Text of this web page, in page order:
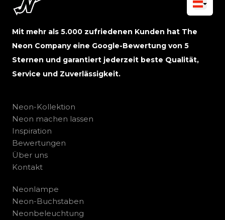
Mit mehr als 5.000 zufriedenen Kunden hat The
Neon Company eine Google-Bewertung von 5
Sternen und garantiert jederzeit beste Qualität,
Service und Zuverlässigkeit.
Neon-Kollektion
Neon machen lassen
Inspiration
Bewertungen
Über uns
Kontakt
Neonlampe
Neon-Buchstaben
Neonbeleuchtung